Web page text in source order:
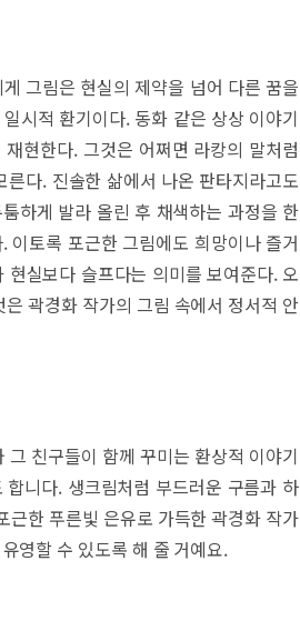
그림은 현실의 제약을 넘어 다른 꿈을
시적 환기이다. 동화 같은 상상 이야기
현한다. 그것은 어쩌면 라캉의 말처럼
른다. 진솔한 삶에서 나온 판타지라고도
하게 발라 올린 후 채색하는 과정을 한
토록 포근한 그림에도 희망이나 즐거
실보다 슬프다는 의미를 보여준다. 오
곽경화 작가의 그림 속에서 정서적 안
친구들이 함께 꾸미는 환상적 이야기
니다. 생크림처럼 부드러운 구름과 하
근한 푸른빛 은유로 가득한 곽경화 작가
영할 수 있도록 해 줄 거예요.